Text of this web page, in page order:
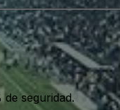
seguridad.